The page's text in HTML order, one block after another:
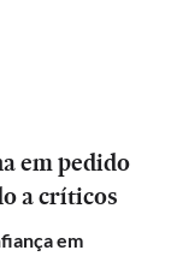
em pedido
a críticos
em